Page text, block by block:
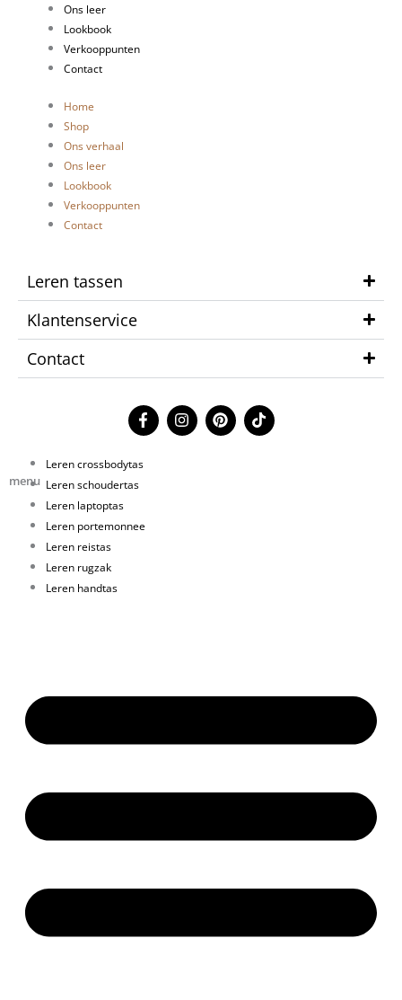
Ons leer
Lookbook
Verkooppunten
Contact
Home
Shop
Ons verhaal
Ons leer
Lookbook
Verkooppunten
Contact
Leren tassen
Klantenservice
Contact
F
a
c
e
b
-
I
n
s
P
i
n
T
i
k
Leren crossbodytas
Leren schoudertas
Leren laptoptas
Leren portemonnee
Leren reistas
Leren rugzak
Leren handtas
menu